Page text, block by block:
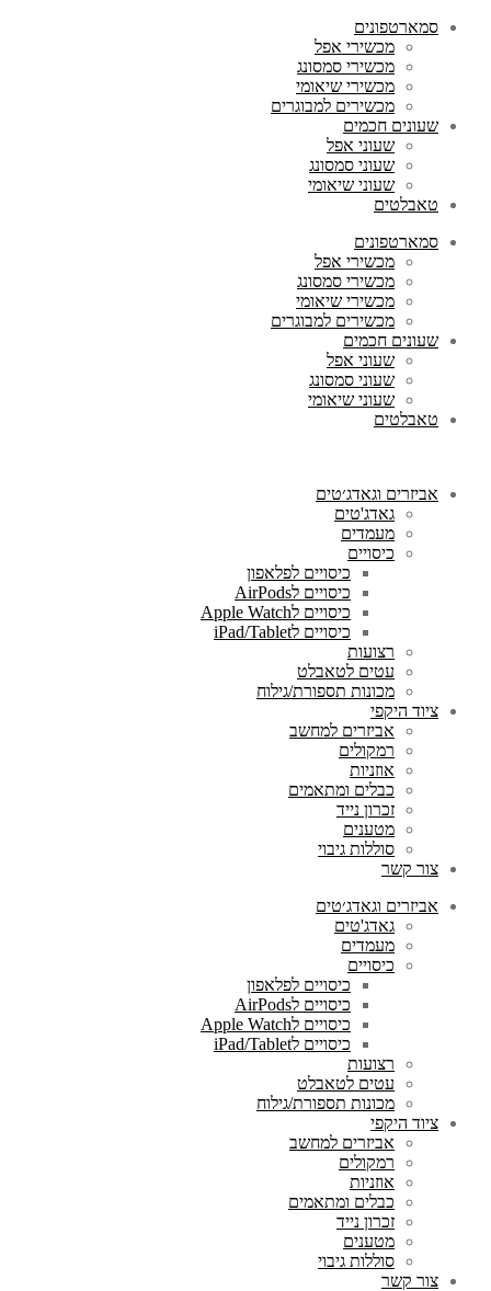
סמארטפונים
מכשירי אפל
מכשירי סמסונג
מכשירי שיאומי
מכשירים למבוגרים
שעונים חכמים
שעוני אפל
שעוני סמסונג
שעוני שיאומי
טאבלטים
סמארטפונים
מכשירי אפל
מכשירי סמסונג
מכשירי שיאומי
מכשירים למבוגרים
שעונים חכמים
שעוני אפל
שעוני סמסונג
שעוני שיאומי
טאבלטים
אביזרים וגאדג׳טים
גאדג'טים
מעמדים
כיסויים
כיסויים לפלאפון
כיסויים לAirPods
כיסויים לApple Watch
כיסויים לiPad/Tablet
רצועות
עטים לטאבלט
מכונות תספורת/גילוח
ציוד היקפי
אביזרים למחשב
רמקולים
אוזניות
כבלים ומתאמים
זכרון נייד
מטענים
סוללות גיבוי
צור קשר
אביזרים וגאדג׳טים
גאדג'טים
מעמדים
כיסויים
כיסויים לפלאפון
כיסויים לAirPods
כיסויים לApple Watch
כיסויים לiPad/Tablet
רצועות
עטים לטאבלט
מכונות תספורת/גילוח
ציוד היקפי
אביזרים למחשב
רמקולים
אוזניות
כבלים ומתאמים
זכרון נייד
מטענים
סוללות גיבוי
צור קשר